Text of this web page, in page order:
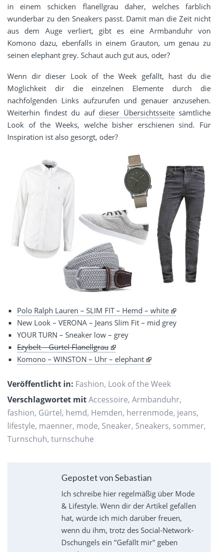
in einem schicken flanellgrau daher, welches farblich
wunderbar zu den Sneakers passt. Damit man die Zeit nicht
aus dem Auge verliert, gibt es eine Armbanduhr von
Komono dazu, ebenfalls in einem Grauton, um genau zu
seinen elephant grey. Schaut auch gut aus, oder?
Wenn dir dieser Look of the Week gefällt, hast du die
Möglichkeit dir die einzelnen Elemente durch die
nachfolgenden Links aufzurufen und genauer anzusehen.
Weiterhin findest du auf dieser Übersichtsseitesämtliche
Look of the Weeks, welche bisher erschienen sind. Für
Inspiration ist also gesorgt, oder?
Polo Ralph Lauren – SLIM FIT – Hemd – white
New Look – VERONA – Jeans Slim Fit – mid grey
YOUR TURN – Sneaker low – grey
Ezybelt – Gürtel Flanellgrau
Komono – WINSTON – Uhr – elephant
Veröffentlicht in: Fashion, Look of the Week
Verschlagwortet mitAccessoire, Armbanduhr,
fashion, Gürtel, hemd, Hemden, herrenmode, jeans,
lifestyle, maenner, mode, Sneaker, Sneakers, sommer,
Turnschuh, turnschuhe
Gepostet von Sebastian
Ich schreibe hier regelmäßig über Mode
& Lifestyle. Wenn dir der Artikel gefallen
hat, würde ich mich darüber freuen,
wenn du ihm, trotz des Social-Network-
Dschungels ein "Gefällt mir" geben